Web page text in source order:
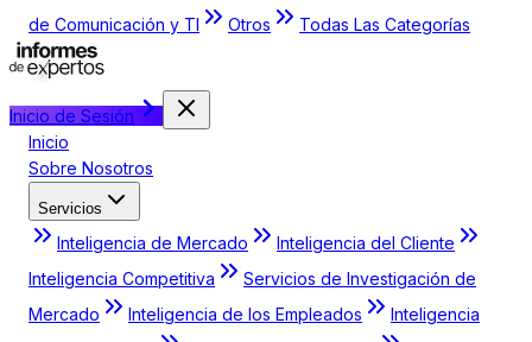
de Comunicación y TI
Otros Todas Las Categorías
Inicio de Sesión
Inicio
Sobre Nosotros
Servicios
Inteligencia de Mercado
Inteligencia del Cliente
Inteligencia Competitiva
Servicios de Investigación de
Mercado
Inteligencia de los Empleados
Inteligencia